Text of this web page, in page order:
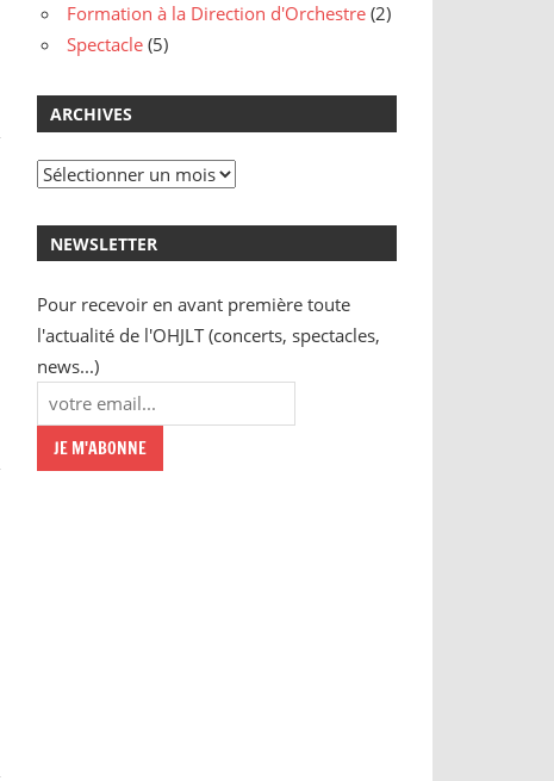
Formation à la Direction d'Orchestre (2)
Spectacle (5)
ARCHIVES
Archives
NEWSLETTER
Pour recevoir en avant première toute
l'actualité de l'OHJLT (concerts, spectacles,
news...)